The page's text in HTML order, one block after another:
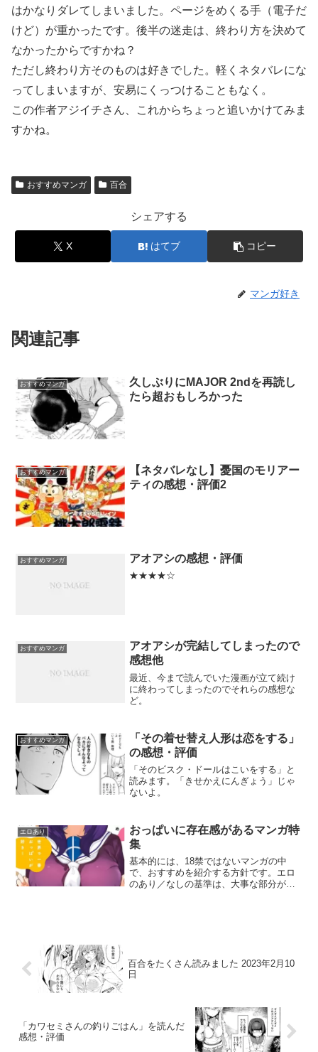
はかなりダレてしまいました。ページをめくる手（電子だ
けど）が重かったです。後半の迷走は、終わり方を決めて
なかったからですかね？
ただし終わり方そのものは好きでした。軽くネタバレにな
ってしまいますが、安易にくっつけることもなく。
この作者アジイチさん、これからちょっと追いかけてみま
すかね。
おすすめマンガ 百合
シェアする
X はてブ コピー
マンガ好き
関連記事
おすすめマンガ
久しぶりにMAJOR 2ndを再読し
たら超おもしろかった
おすすめマンガ
【ネタバレなし】憂国のモリアー
ティの感想・評価2
おすすめマンガ アオアシの感想・評価
★★★★☆
おすすめマンガ
アオアシが完結してしまったので
感想他
最近、今まで読んでいた漫画が立て続け
に終わってしまったのでそれらの感想な
ど。
おすすめマンガ
「その着せ替え人形は恋をする」
の感想・評価
「そのビスク・ドールはこいをする」と
読みます。「きせかえにんぎょう」じゃ
ないよ。
エロあり
おっぱいに存在感があるマンガ特
集
基本的には、18禁ではないマンガの中
で、おすすめを紹介する方針です。エロ
のあり／なしの基準は、大事な部分が見
百合をたくさん読みました 2023年2月10
日
「カワセミさんの釣りごはん」を読んだ
感想・評価